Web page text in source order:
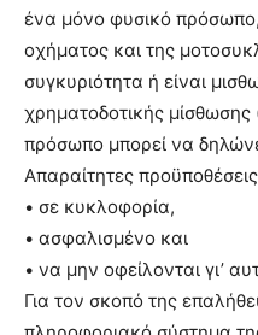
ένα μόνο φυσικό πρόσωπο,
οχήματος και της
συγκυριότητα ή είναι
χρηματοδοτικής
πρόσωπο μπορεί να
Απαραίτητες
• σε κυκλοφορία,
• ασφαλισμένο και
• να μην οφείλονται γι’
Για τον σκοπό της